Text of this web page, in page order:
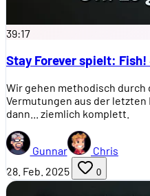
39:17
Stay Forever spielt:
Wir gehen methodisch durch
Vermutungen aus der
dann... ziemlich komplett.
Gunnar
Chris
28. Feb. 2025
0